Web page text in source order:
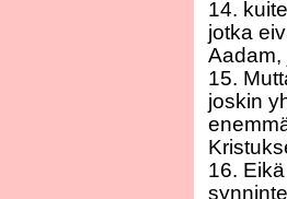
14.
jotka
Aadam,
15.
joskin
16.